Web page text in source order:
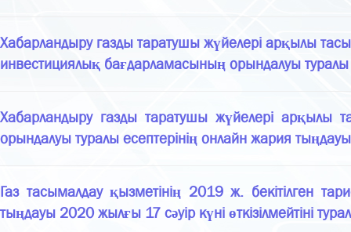
Хабарландыру газды таратушы жүйелері арқылы
инвестициялық бағдарламасының орындалуы
Хабарландыру газды таратушы жүйелері арқылы
орындалуы туралы есептерінің онлайн жария
Газ тасымалдау қызметінің 2019 ж. бекітілген
тыңдауы 2020 жылғы 17 сәуір күні өткізілмейтіні